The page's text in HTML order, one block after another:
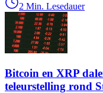
2 Min. Lesedauer
Bitcoin en XRP
teleurstelling rond